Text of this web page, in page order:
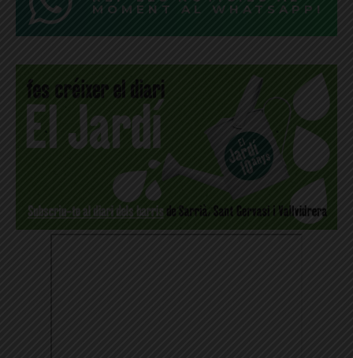
MOMENT AL WHATSAPP!